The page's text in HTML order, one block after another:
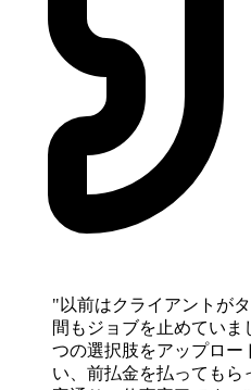
"以前はクライアントが
間もジョブを止めてい
つの選択肢をアップロー
い、前払金を払ってもら